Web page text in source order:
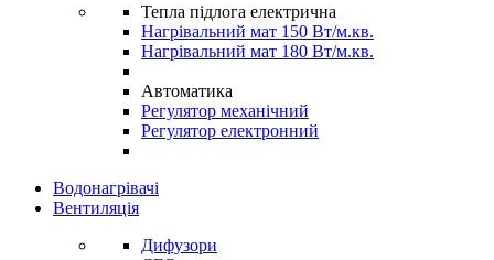
Тепла підлога електрична
Нагрівальний мат 150 Вт/м.кв.
Нагрівальний мат 180 Вт/м.кв.
Автоматика
Регулятор механічний
Регулятор електронний
Водонагрівачі
Вентиляція
Дифузори